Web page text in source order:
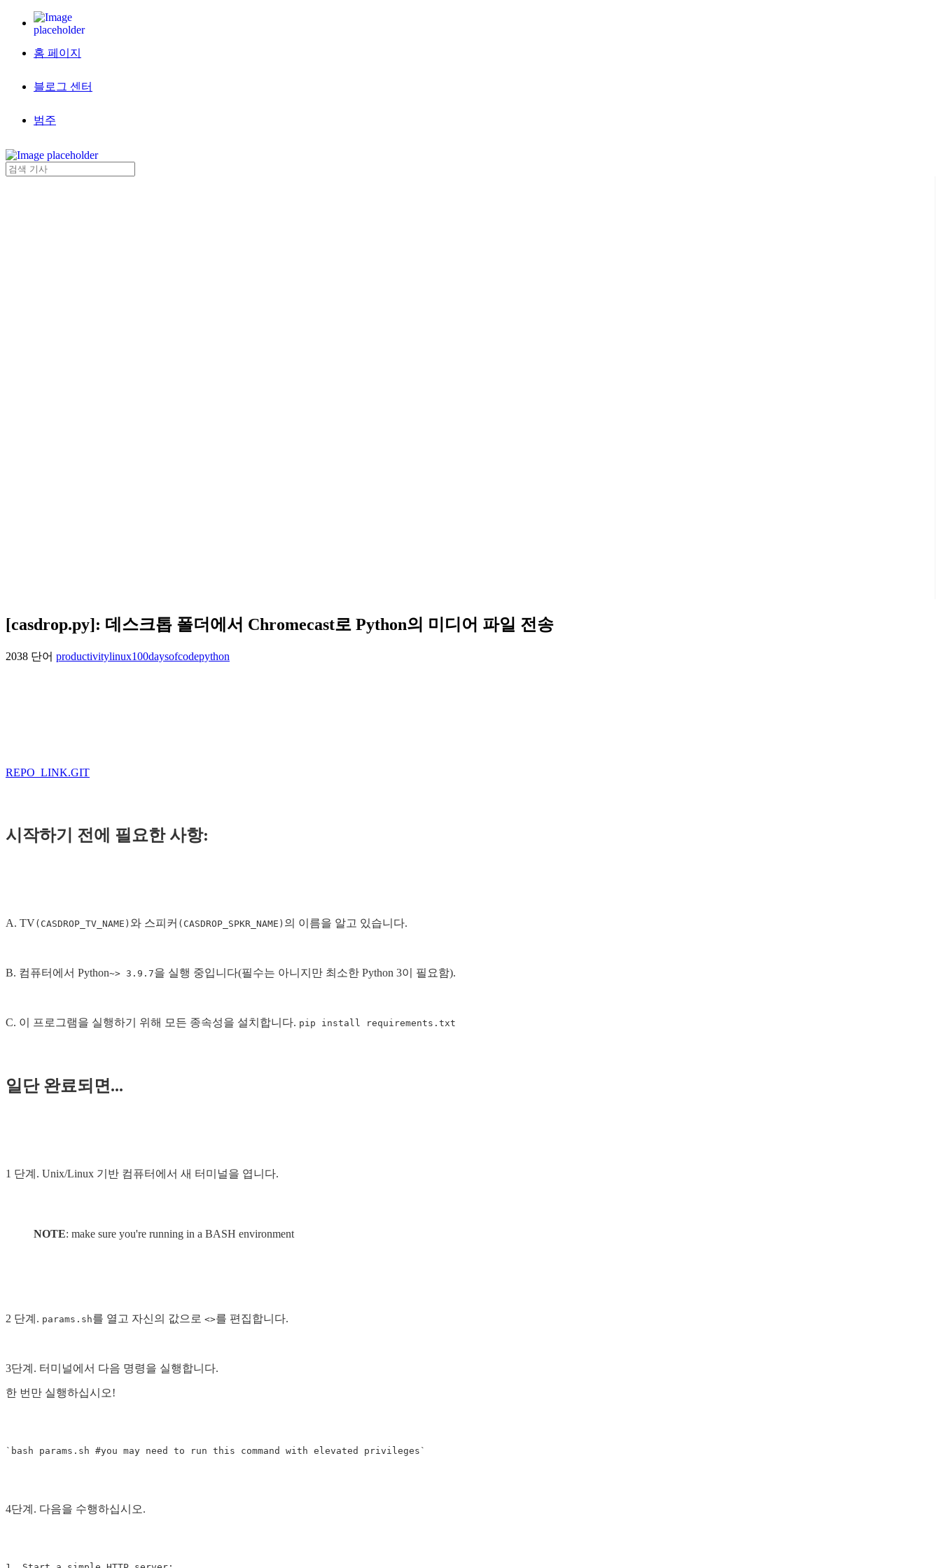
홈 페이지
블로그 센터
범주
[casdrop.py]: 데스크톱 폴더에서 Chromecast로 Python의 미디어 파일 전송
2038 단어 productivitylinux100daysofcodepython
REPO_LINK.GIT
시작하기 전에 필요한 사항:
A. TV(CASDROP_TV_NAME) 와 스피커 (CASDROP_SPKR_NAME) 의 이름을 알고 있습니다.
B. 컴퓨터에서 Python~> 3.9.7을 실행 중입니다(필수는 아니지만 최소한 Python 3이 필요함).
C. 이 프로그램을 실행하기 위해 모든 종속성을 설치합니다. pip install requirements.txt
일단 완료되면...
1 단계. Unix/Linux 기반 컴퓨터에서 새 터미널을 엽니다.
NOTE: make sure you're running in a BASH environment
2 단계. params.sh를 열고 자신의 값으로 <>를 편집합니다.
3단계. 터미널에서 다음 명령을 실행합니다.
한 번만 실행하십시오!
4단계. 다음을 수행하십시오.